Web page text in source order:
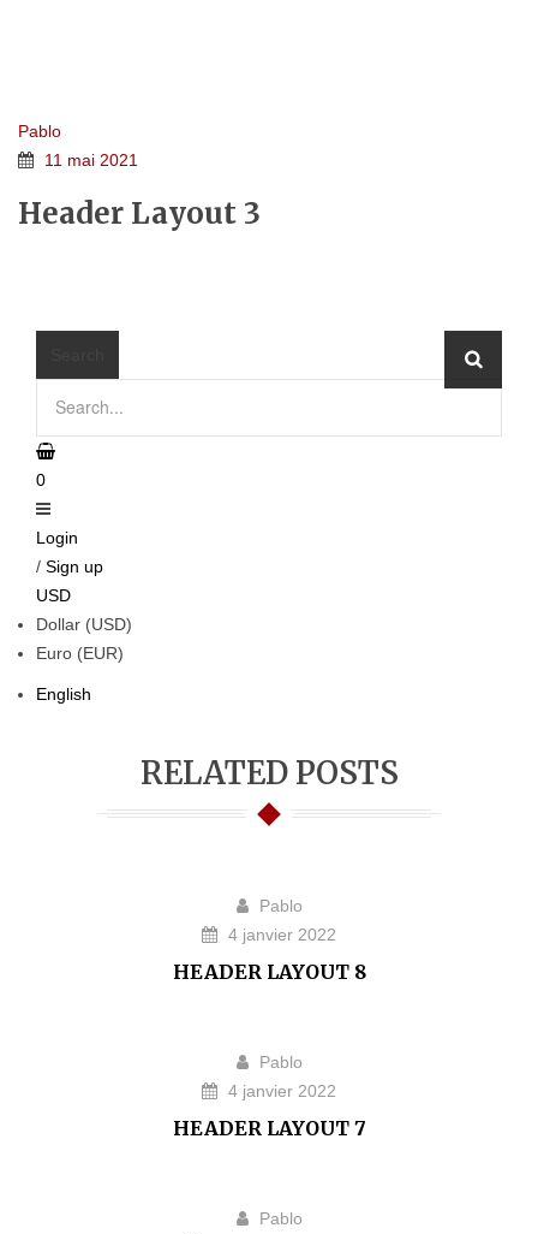
Pablo
11 mai 2021
Header Layout 3
0
Login
/ Sign up
USD
Dollar (USD)
Euro (EUR)
English
RELATED POSTS
Pablo
4 janvier 2022
HEADER LAYOUT 8
Pablo
4 janvier 2022
HEADER LAYOUT 7
Pablo